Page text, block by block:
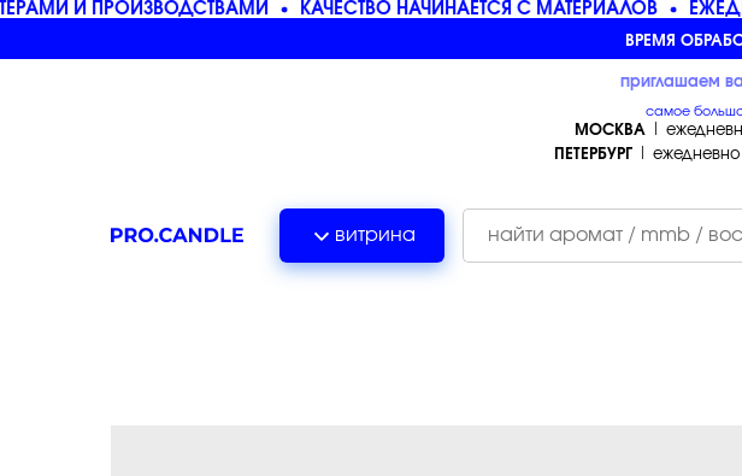
И ПРОИЗВОДСТВАМИ КАЧЕСТВО НАЧИНАЕТСЯ С МАТЕРИАЛОВ
ВРЕМЯ
приглашаем
самое
МОСКВА|
ПЕТЕРБУРГ| ежедневно
витрина